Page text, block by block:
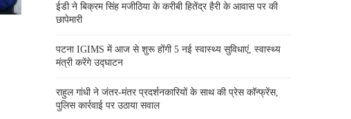
ईडी ने बिक्रम सिंह मजीठिया के करीबी हितेंद्र हैरी के आवास पर की
छापेमारी
पटना IGIMS में आज से शुरू होंगी 5 नई स्वास्थ्य सुविधाएं, स्वास्थ्य
मंत्री करेंगे उद्घाटन
राहुल गांधी ने जंतर-मंतर प्रदर्शनकारियों के साथ की प्रेस कॉन्फ्रेंस,
पुलिस कार्रवाई पर उठाया सवाल